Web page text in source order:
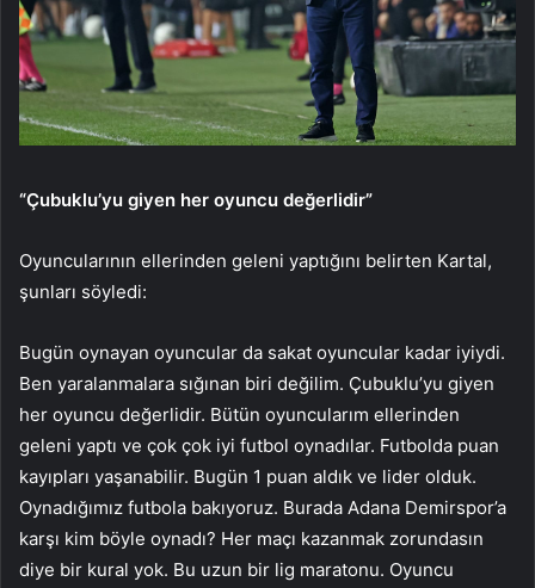
“Çubuklu’yu giyen her oyuncu değerlidir”
Oyuncularının ellerinden geleni yaptığını belirten Kartal,
şunları söyledi:
Bugün oynayan oyuncular da sakat oyuncular kadar iyiydi.
Ben yaralanmalara sığınan biri değilim. Çubuklu’yu giyen
her oyuncu değerlidir. Bütün oyuncularım ellerinden
geleni yaptı ve çok çok iyi futbol oynadılar. Futbolda puan
kayıpları yaşanabilir. Bugün 1 puan aldık ve lider olduk.
Oynadığımız futbola bakıyoruz. Burada Adana Demirspor’a
karşı kim böyle oynadı? Her maçı kazanmak zorundasın
diye bir kural yok. Bu uzun bir lig maratonu. Oyuncu